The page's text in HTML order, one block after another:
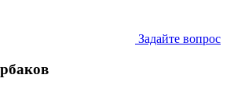
Задайте вопрос